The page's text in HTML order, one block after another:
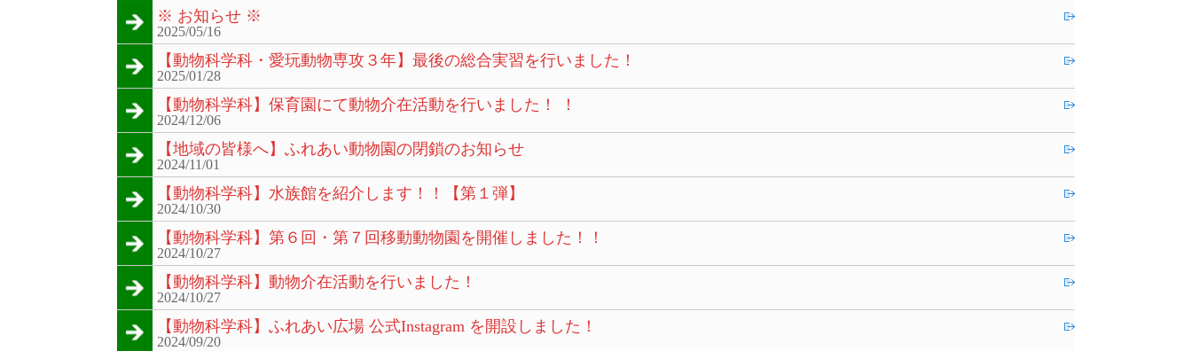
※ お知らせ ※
2025/05/16
【動物科学科・愛玩動物専攻３年】最後の総合実習を行いました！
2025/01/28
【動物科学科】保育園にて動物介在活動を行いました！ ！
2024/12/06
【地域の皆様へ】ふれあい動物園の閉鎖のお知らせ
2024/11/01
【動物科学科】水族館を紹介します！！【第１弾】
2024/10/30
【動物科学科】第６回・第７回移動動物園を開催しました！！
2024/10/27
【動物科学科】動物介在活動を行いました！
2024/10/27
【動物科学科】ふれあい広場 公式Instagram を開設しました！
2024/09/20